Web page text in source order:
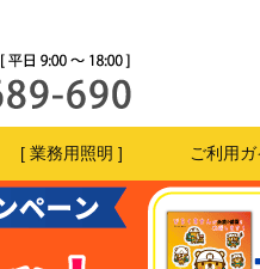
[ 業務用照明 ] ご利用ガ